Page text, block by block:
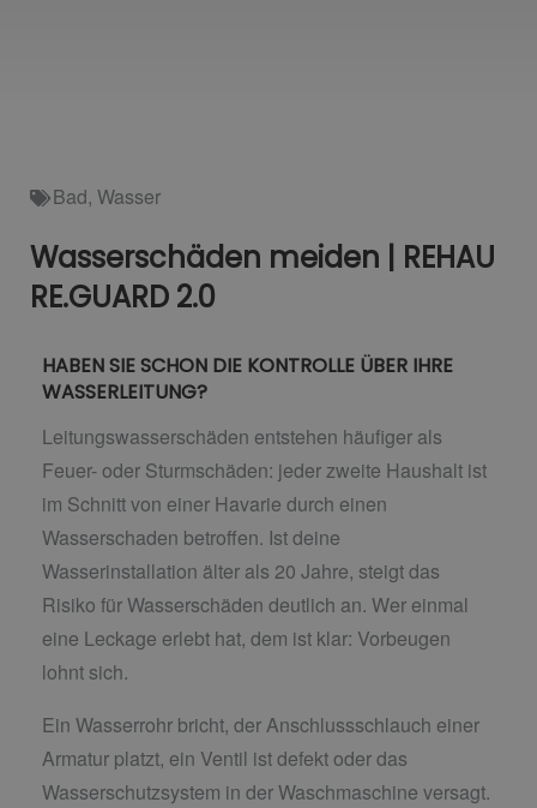
Bad, Wasser
Wasserschäden meiden | REHAU
RE.GUARD 2.0
HABEN SIE SCHON DIE KONTROLLE ÜBER IHRE
WASSERLEITUNG?
Leitungswasserschäden entstehen häufiger als
Feuer- oder Sturmschäden: jeder zweite Haushalt ist
im Schnitt von einer Havarie durch einen
Wasserschaden betroffen. Ist deine
Wasserinstallation älter als 20 Jahre, steigt das
Risiko für Wasserschäden deutlich an. Wer einmal
eine Leckage erlebt hat, dem ist klar: Vorbeugen
lohnt sich.
Ein Wasserrohr bricht, der Anschlussschlauch einer
Armatur platzt, ein Ventil ist defekt oder das
Wasserschutzsystem in der Waschmaschine versagt.